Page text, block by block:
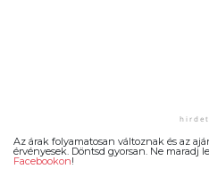
Az árak folyamatosan változnak és az
érvényesek. Döntsd gyorsan. Ne maradj
Facebookon!